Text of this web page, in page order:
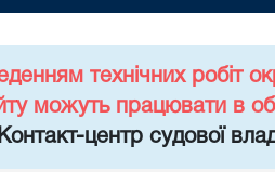
технічних робіт
можуть працювати в
центр судової